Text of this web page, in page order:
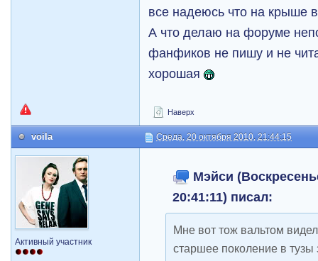
все надеюсь что на крыше
А что делаю на форуме
фанфиков не пишу и не
хорошая
Наверх
voila Среда, 20 октября 2010, 21:44:15
Активный участник
Мэйси
20:41:11) писал:
Mне вот тож вальтом
старшее поколение в